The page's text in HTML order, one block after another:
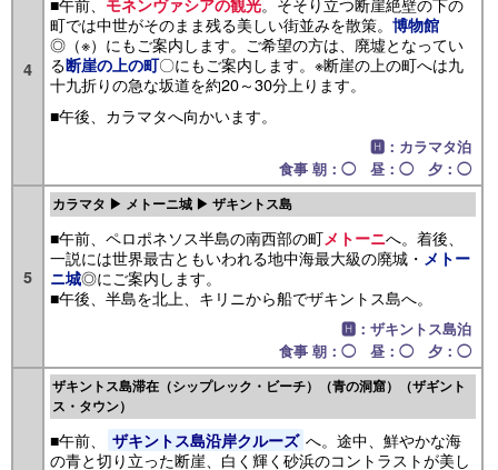
4
町では中世がそのまま残る美しい街並みを散策。 博物館
◎（※）にもご案内します。ご希望の方は、廃墟となってい
る断崖の上の町〇にもご案内します。※断崖の上の町へは九
十九折りの急な坂道を約20～30分上ります。
■午後、カラマタへ向かいます。
🅷：カラマタ泊
食事 朝：◯ 昼：◯ 夕：◯
5
カラマタ ▶ メトーニ城 ▶ ザキントス島
■午前、ペロポネソス半島の南西部の町メトーニへ。着後、
一説には世界最古ともいわれる地中海最大級の廃城・ メトー
ニ城◎にご案内します。
■午後、半島を北上、キリニから船でザキントス島へ。
🅷：ザキントス島泊
食事 朝：◯ 昼：◯ 夕：◯
ザキントス島滞在（シップレック・ビーチ）（青の洞窟）（ザギント
ス・タウン）
■午前、 ザキントス島沿岸クルーズ へ。途中、鮮やかな海
の青と切り立った断崖、白く輝く砂浜のコントラストが美し